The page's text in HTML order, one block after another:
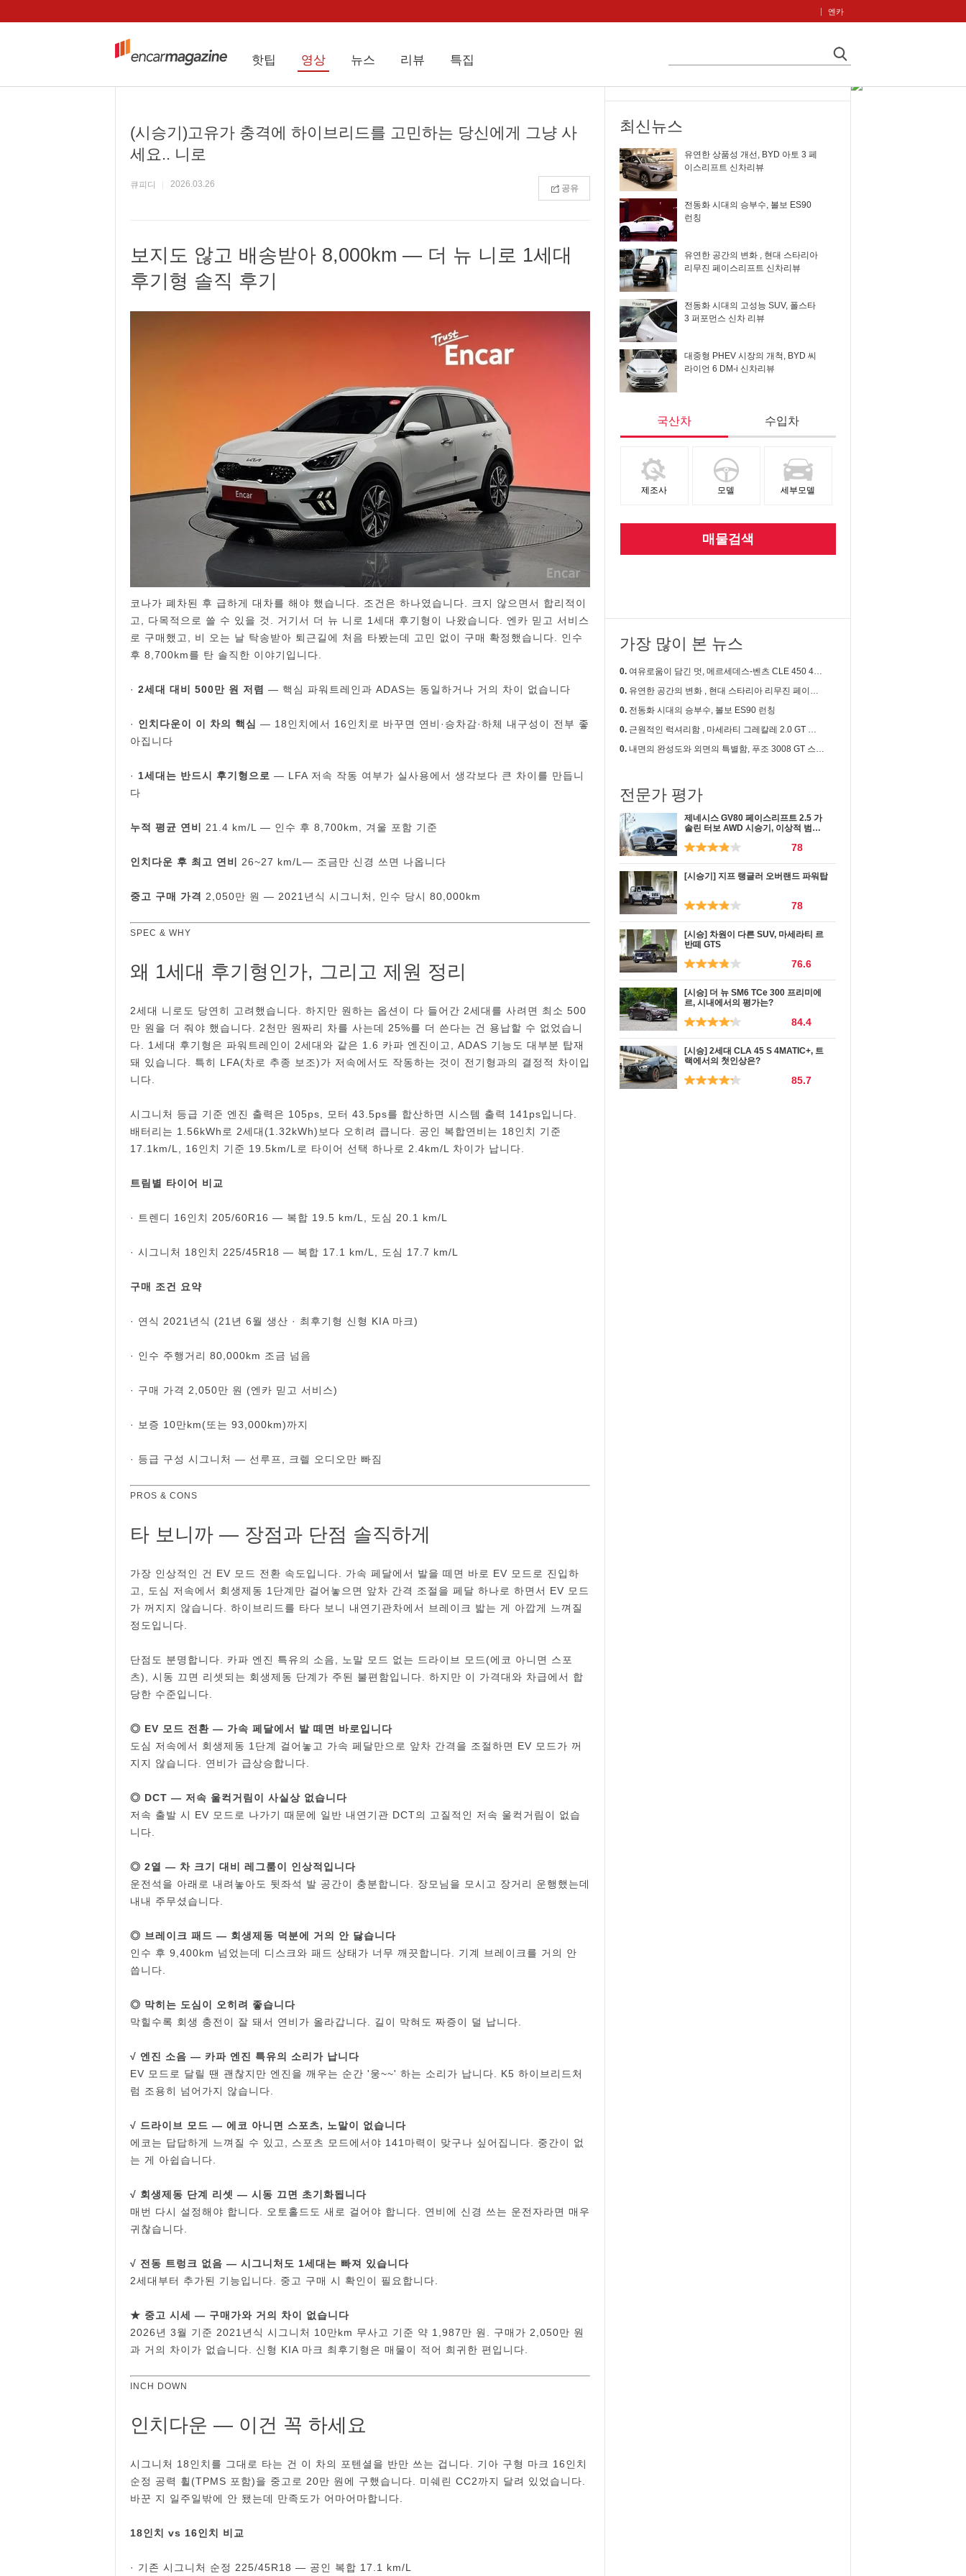
엔카
핫팁 영상 뉴스 리뷰 특집
(시승기)고유가 충격에 하이브리드를 고민하는 당신에게 그냥 사
세요.. 니로
큐피디 2026.03.26 공유
보지도 않고 배송받아 8,000km ― 더 뉴 니로 1세대
후기형 솔직 후기
코나가 폐차된 후 급하게 대차를 해야 했습니다. 조건은 하나였습니다. 크지 않으면서 합리적이
고, 다목적으로 쓸 수 있을 것. 거기서 더 뉴 니로 1세대 후기형이 나왔습니다. 엔카 믿고 서비스
로 구매했고, 비 오는 날 탁송받아 퇴근길에 처음 타봤는데 고민 없이 구매 확정했습니다. 인수
후 8,700km를 탄 솔직한 이야기입니다.
· 2세대 대비 500만 원 저렴 ― 핵심 파워트레인과 ADAS는 동일하거나 거의 차이 없습니다
· 인치다운이 이 차의 핵심 ― 18인치에서 16인치로 바꾸면 연비·승차감·하체 내구성이 전부 좋
아집니다
· 1세대는 반드시 후기형으로 ― LFA 저속 작동 여부가 실사용에서 생각보다 큰 차이를 만듭니
다
누적 평균 연비 21.4 km/L ― 인수 후 8,700km, 겨울 포함 기준
인치다운 후 최고 연비 26~27 km/L― 조금만 신경 쓰면 나옵니다
중고 구매 가격 2,050만 원 ― 2021년식 시그니처, 인수 당시 80,000km
SPEC & WHY
왜 1세대 후기형인가, 그리고 제원 정리
2세대 니로도 당연히 고려했습니다. 하지만 원하는 옵션이 다 들어간 2세대를 사려면 최소 500
만 원을 더 줘야 했습니다. 2천만 원짜리 차를 사는데 25%를 더 쓴다는 건 용납할 수 없었습니
다. 1세대 후기형은 파워트레인이 2세대와 같은 1.6 카파 엔진이고, ADAS 기능도 대부분 탑재
돼 있습니다. 특히 LFA(차로 추종 보조)가 저속에서도 작동하는 것이 전기형과의 결정적 차이입
니다.
시그니처 등급 기준 엔진 출력은 105ps, 모터 43.5ps를 합산하면 시스템 출력 141ps입니다.
배터리는 1.56kWh로 2세대(1.32kWh)보다 오히려 큽니다. 공인 복합연비는 18인치 기준
17.1km/L, 16인치 기준 19.5km/L로 타이어 선택 하나로 2.4km/L 차이가 납니다.
트림별 타이어 비교
· 트렌디 16인치 205/60R16 ― 복합 19.5 km/L, 도심 20.1 km/L
· 시그니처 18인치 225/45R18 ― 복합 17.1 km/L, 도심 17.7 km/L
구매 조건 요약
· 연식 2021년식 (21년 6월 생산 · 최후기형 신형 KIA 마크)
· 인수 주행거리 80,000km 조금 넘음
· 구매 가격 2,050만 원 (엔카 믿고 서비스)
· 보증 10만km(또는 93,000km)까지
· 등급 구성 시그니처 ― 선루프, 크렐 오디오만 빠짐
PROS & CONS
타 보니까 ― 장점과 단점 솔직하게
가장 인상적인 건 EV 모드 전환 속도입니다. 가속 페달에서 발을 떼면 바로 EV 모드로 진입하
고, 도심 저속에서 회생제동 1단계만 걸어놓으면 앞차 간격 조절을 페달 하나로 하면서 EV 모드
가 꺼지지 않습니다. 하이브리드를 타다 보니 내연기관차에서 브레이크 밟는 게 아깝게 느껴질
정도입니다.
단점도 분명합니다. 카파 엔진 특유의 소음, 노말 모드 없는 드라이브 모드(에코 아니면 스포
츠), 시동 끄면 리셋되는 회생제동 단계가 주된 불편함입니다. 하지만 이 가격대와 차급에서 합
당한 수준입니다.
◎ EV 모드 전환 ― 가속 페달에서 발 떼면 바로입니다
도심 저속에서 회생제동 1단계 걸어놓고 가속 페달만으로 앞차 간격을 조절하면 EV 모드가 꺼
지지 않습니다. 연비가 급상승합니다.
◎ DCT ― 저속 울컥거림이 사실상 없습니다
저속 출발 시 EV 모드로 나가기 때문에 일반 내연기관 DCT의 고질적인 저속 울컥거림이 없습
니다.
◎ 2열 ― 차 크기 대비 레그룸이 인상적입니다
운전석을 아래로 내려놓아도 뒷좌석 발 공간이 충분합니다. 장모님을 모시고 장거리 운행했는데
내내 주무셨습니다.
◎ 브레이크 패드 ― 회생제동 덕분에 거의 안 닳습니다
인수 후 9,400km 넘었는데 디스크와 패드 상태가 너무 깨끗합니다. 기계 브레이크를 거의 안
씁니다.
◎ 막히는 도심이 오히려 좋습니다
막힐수록 회생 충전이 잘 돼서 연비가 올라갑니다. 길이 막혀도 짜증이 덜 납니다.
√ 엔진 소음 ― 카파 엔진 특유의 소리가 납니다
EV 모드로 달릴 땐 괜찮지만 엔진을 깨우는 순간 '웅~~' 하는 소리가 납니다. K5 하이브리드처
럼 조용히 넘어가지 않습니다.
√ 드라이브 모드 ― 에코 아니면 스포츠, 노말이 없습니다
에코는 답답하게 느껴질 수 있고, 스포츠 모드에서야 141마력이 맞구나 싶어집니다. 중간이 없
는 게 아쉽습니다.
√ 회생제동 단계 리셋 ― 시동 끄면 초기화됩니다
매번 다시 설정해야 합니다. 오토홀드도 새로 걸어야 합니다. 연비에 신경 쓰는 운전자라면 매우
귀찮습니다.
√ 전동 트렁크 없음 ― 시그니처도 1세대는 빠져 있습니다
2세대부터 추가된 기능입니다. 중고 구매 시 확인이 필요합니다.
★ 중고 시세 ― 구매가와 거의 차이 없습니다
2026년 3월 기준 2021년식 시그니처 10만km 무사고 기준 약 1,987만 원. 구매가 2,050만 원
과 거의 차이가 없습니다. 신형 KIA 마크 최후기형은 매물이 적어 희귀한 편입니다.
INCH DOWN
인치다운 ― 이건 꼭 하세요
시그니처 18인치를 그대로 타는 건 이 차의 포텐셜을 반만 쓰는 겁니다. 기아 구형 마크 16인치
순정 공력 휠(TPMS 포함)을 중고로 20만 원에 구했습니다. 미쉐린 CC2까지 달려 있었습니다.
바꾼 지 일주일밖에 안 됐는데 만족도가 어마어마합니다.
18인치 vs 16인치 비교
· 기존 시그니처 순정 225/45R18 ― 공인 복합 17.1 km/L
최신뉴스
유연한 상품성 개선, BYD 아토 3 페
이스리프트 신차리뷰
전동화 시대의 승부수, 볼보 ES90
런칭
유연한 공간의 변화 , 현대 스타리아
리무진 페이스리프트 신차리뷰
전동화 시대의 고성능 SUV, 폴스타
3 퍼포먼스 신차 리뷰
대중형 PHEV 시장의 개척, BYD 씨
라이언 6 DM-i 신차리뷰
국산차 수입차
제조사 모델 세부모델
매물검색
가장 많이 본 뉴스
0. 여유로움이 담긴 멋, 메르세데스-벤츠 CLE 450 4matic 카브리올레 시승기
0. 유연한 공간의 변화 , 현대 스타리아 리무진 페이스리프트 신차리뷰
0. 전동화 시대의 승부수, 볼보 ES90 런칭
0. 근원적인 럭셔리함 , 마세라티 그레칼레 2.0 GT 시승기
0. 내면의 완성도와 외면의 특별함, 푸조 3008 GT 스마트 하이브리드 장기 시승기
전문가 평가
제네시스 GV80 페이스리프트 2.5 가
솔린 터보 AWD 시승기, 이상적 범용
78
[시승기] 지프 랭글러 오버랜드 파워탑
78
[시승] 차원이 다른 SUV, 마세라티 르
반떼 GTS
76.6
[시승] 더 뉴 SM6 TCe 300 프리미에
르, 시내에서의 평가는?
84.4
[시승] 2세대 CLA 45 S 4MATIC+, 트
랙에서의 첫인상은?
85.7